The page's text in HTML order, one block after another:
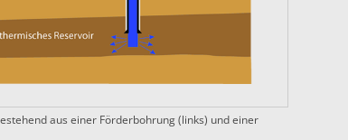
aus einer Förderbohrung (links) und einer